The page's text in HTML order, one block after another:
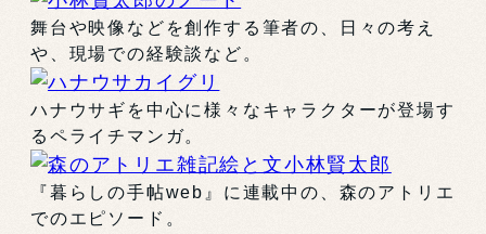
舞台や映像などを創作する筆者の、日々の考え
や、現場での経験談など。
ハナウサギを中心に様々なキャラクターが登場す
るペライチマンガ。
『暮らしの手帖web』に連載中の、森のアトリエ
でのエピソード。